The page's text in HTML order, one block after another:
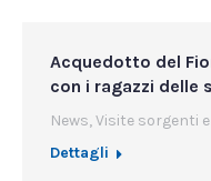
Acquedotto del
con i ragazzi delle
News,Visite sorgenti
Dettagli